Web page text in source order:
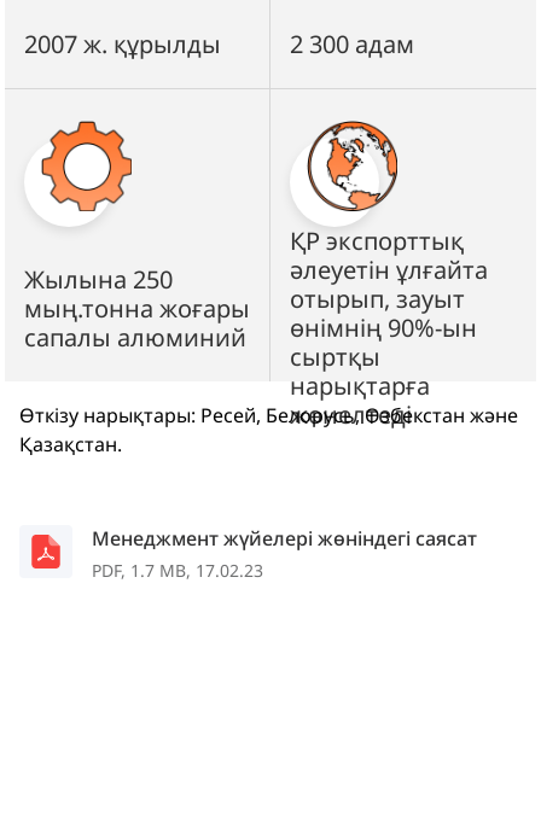
2007 ж. құрылды 2 300 адам
Жылына 250
мың.тонна жоғары
сапалы алюминий
ҚР экспорттық
әлеуетін ұлғайта
отырып, зауыт
өнімнің 90%-ын
сыртқы
нарықтарға
жөнелтеді
Өткізу нарықтары: Ресей, Белорусь, Өзбекстан және
Қазақстан.
Менеджмент жүйелері жөніндегі саясат
PDF, 1.7 MB, 17.02.23